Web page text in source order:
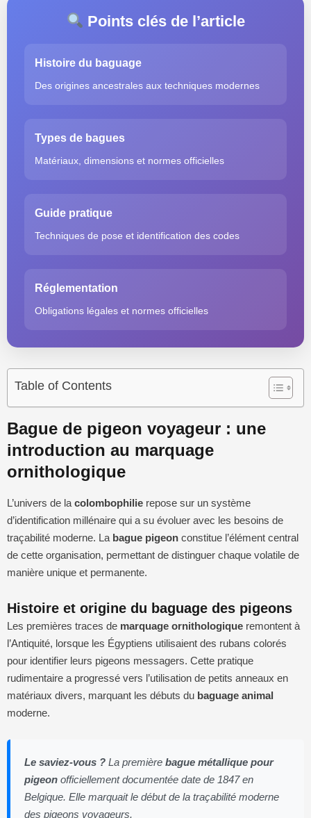
Points clés de l’article
Histoire du baguage
Des origines ancestrales aux techniques modernes
Types de bagues
Matériaux, dimensions et normes officielles
Guide pratique
Techniques de pose et identification des codes
Réglementation
Obligations légales et normes officielles
Table of Contents
Bague de pigeon voyageur : une
introduction au marquage
ornithologique
L’univers de la colombophilie repose sur un système
d’identification millénaire qui a su évoluer avec les besoins de
traçabilité moderne. La bague pigeon constitue l’élément central
de cette organisation, permettant de distinguer chaque volatile de
manière unique et permanente.
Histoire et origine du baguage des pigeons
Les premières traces de marquage ornithologique remontent à
l’Antiquité, lorsque les Égyptiens utilisaient des rubans colorés
pour identifier leurs pigeons messagers. Cette pratique
rudimentaire a progressé vers l’utilisation de petits anneaux en
matériaux divers, marquant les débuts du baguage animal
moderne.
Le saviez-vous ? La première bague métallique pour
pigeon officiellement documentée date de 1847 en
Belgique. Elle marquait le début de la traçabilité moderne
des pigeons voyageurs.